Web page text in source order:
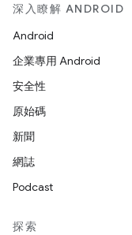
深入瞭解 ANDROID
Android
企業專用 Android
安全性
原始碼
新聞
網誌
Podcast
探索